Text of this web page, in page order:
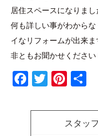
居住スペースになりまし
何も詳しい事がわから
イなリフォームが出来
非ともお聞かせください
Facebook
Twitter
スタッ